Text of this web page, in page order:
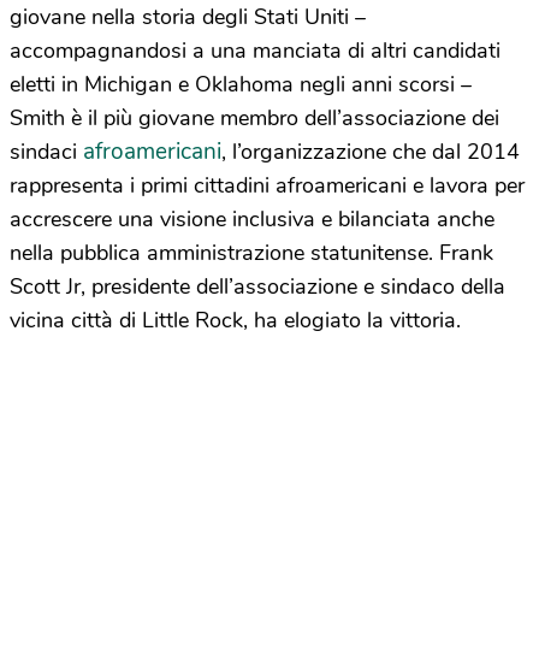
giovane nella storia degli Stati Uniti –
accompagnandosi a una manciata di altri candidati
eletti in Michigan e Oklahoma negli anni scorsi –
Smith è il più giovane membro dell’associazione dei
sindaci afroamericani, l’organizzazione che dal 2014
rappresenta i primi cittadini afroamericani e lavora per
accrescere una visione inclusiva e bilanciata anche
nella pubblica amministrazione statunitense. Frank
Scott Jr, presidente dell’associazione e sindaco della
vicina città di Little Rock, ha elogiato la vittoria.